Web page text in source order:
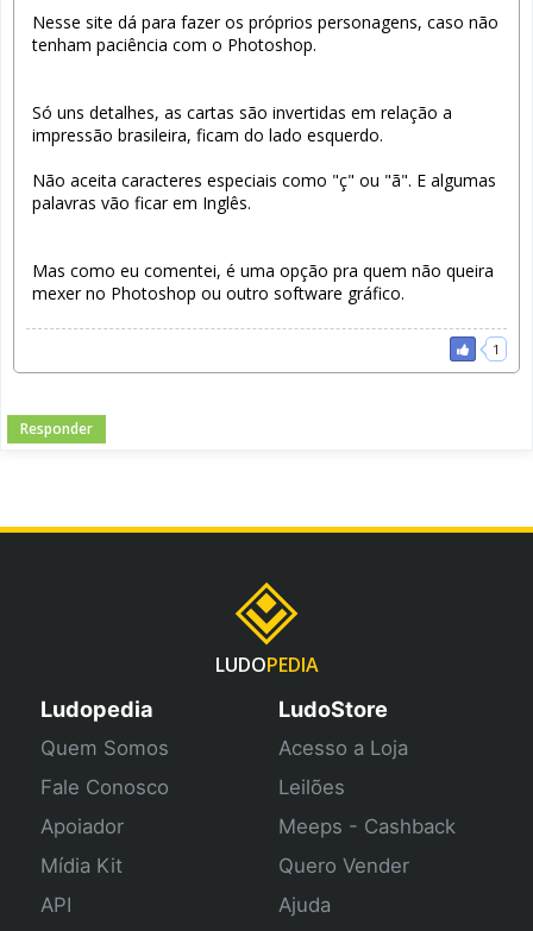
Nesse site dá para fazer os próprios personagens, caso não
tenham paciência com o Photoshop.
Só uns detalhes, as cartas são invertidas em relação a
impressão brasileira, ficam do lado esquerdo.
Não aceita caracteres especiais como "ç" ou "ã". E algumas
palavras vão ficar em Inglês.
Mas como eu comentei, é uma opção pra quem não queira
mexer no Photoshop ou outro software gráfico.
1
Responder
LUDOPEDIA
Ludopedia
Quem Somos
Fale Conosco
Apoiador
Mídia Kit
API
LudoStore
Acesso a Loja
Leilões
Meeps - Cashback
Quero Vender
Ajuda